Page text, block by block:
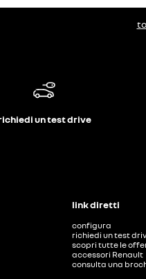
un test drive
link diretti
configura
richiedi un test
scopri tutte le
accessori Renault
consulta una